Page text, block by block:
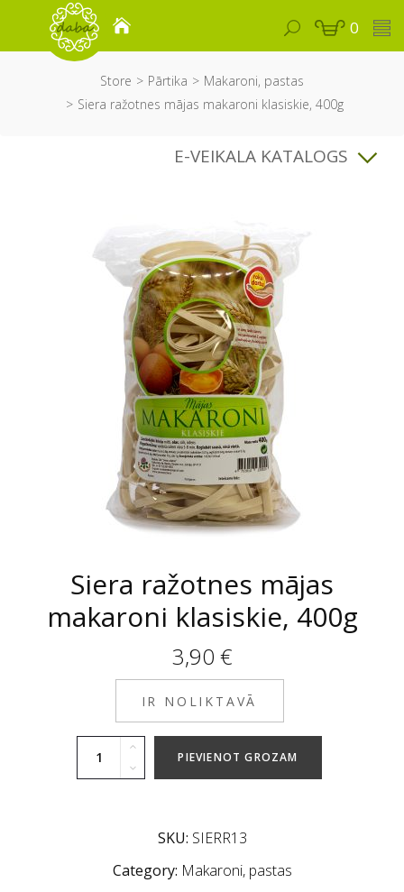
0
Store Pārtika
Makaroni, pastas
Siera ražotnes mājas makaroni klasiskie, 400g
E-VEIKALA KATALOGS
Siera ražotnes mājas
makaroni klasiskie, 400g
3,90 €
IR NOLIKTAVĀ
PIEVIENOT GROZAM
SKU: SIERR13
Category: Makaroni, pastas